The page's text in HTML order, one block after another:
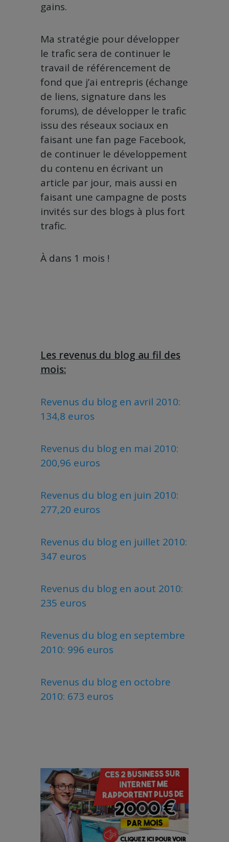
gains.
Ma stratégie pour développer
le trafic sera de continuer le
travail de référencement de
fond que j’ai entrepris (échange
de liens, signature dans les
forums), de développer le trafic
issu des réseaux sociaux en
faisant une fan page Facebook,
de continuer le développement
du contenu en écrivant un
article par jour, mais aussi en
faisant une campagne de posts
invités sur des blogs à plus fort
trafic.
À dans 1 mois !
Les revenus du blog au fil des
mois:
Revenus du blog en avril 2010:
134,8 euros
Revenus du blog en mai 2010:
200,96 euros
Revenus du blog en juin 2010:
277,20 euros
Revenus du blog en juillet 2010:
347 euros
Revenus du blog en aout 2010:
235 euros
Revenus du blog en septembre
2010: 996 euros
Revenus du blog en octobre
2010: 673 euros